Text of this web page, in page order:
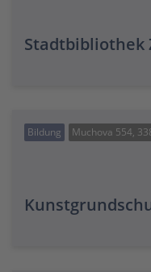
Stadtbibliothek
Bildung Muchova 554,